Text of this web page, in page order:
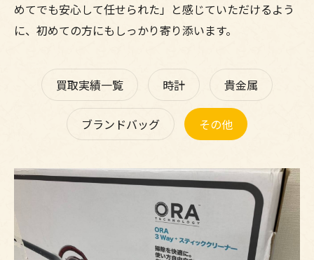
めてでも安心して任せられた」と感じていただけるよう
に、初めての方にもしっかり寄り添います。
買取実績一覧 時計 貴金属
ブランドバッグ その他